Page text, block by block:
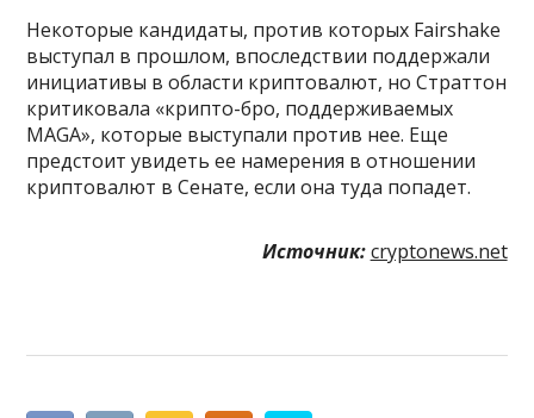
Некоторые кандидаты, против которых Fairshake
выступал в прошлом, впоследствии поддержали
инициативы в области криптовалют, но Страттон
критиковала «крипто-бро, поддерживаемых
MAGA», которые выступали против нее. Еще
предстоит увидеть ее намерения в отношении
криптовалют в Сенате, если она туда попадет.
Источник: cryptonews.net